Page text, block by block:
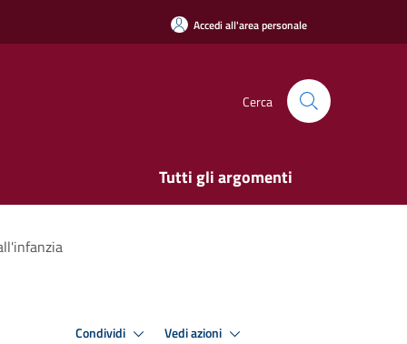
Accedi all'area personale
Cerca
Tutti gli argomenti
Condividi Vedi azioni